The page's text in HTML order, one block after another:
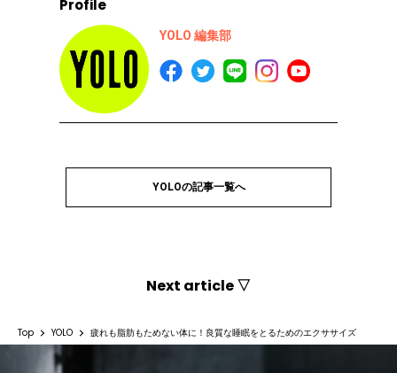
Profile
YOLO 編集部
YOLOの記事一覧へ
Next article ▽
Top YOLO 疲れも脂肪もためない体に！良質な睡眠をとるためのエクササイズ